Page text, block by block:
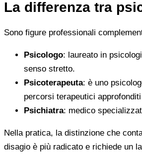
La differenza tra
Sono figure professionali
Psicologo: laureato in
senso stretto.
Psicoterapeuta: è uno
percorsi terapeutici
Psichiatra: medico
Nella pratica, la distinzione che
disagio è più radicato e richiede un